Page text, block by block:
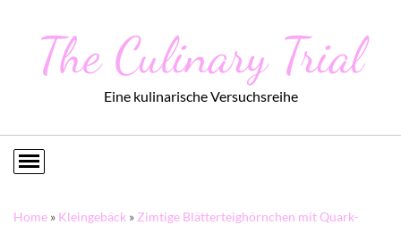
The Culinary Trial
Eine kulinarische Versuchsreihe
Home » Kleingebäck » Zimtige Blätterteighörnchen mit Quark-